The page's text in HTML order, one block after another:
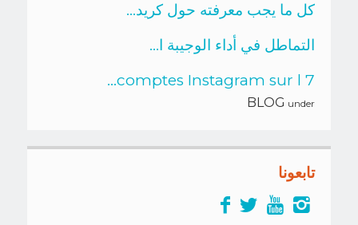
كل ما يجب معرفته حول كريد...
التماطل في أداء الوجيبة ا...
7 comptes Instagram sur l...
under
BLOG
تابعونا